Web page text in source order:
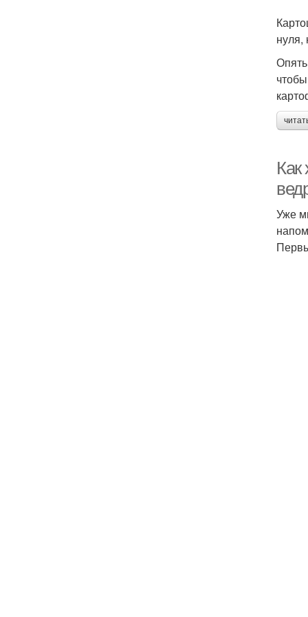
нуля,
Как
Уже